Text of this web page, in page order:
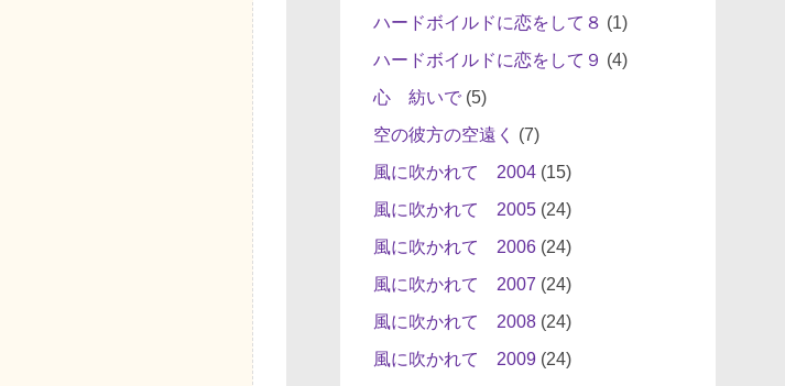
ハードボイルドに恋をして８ (1)
ハードボイルドに恋をして９ (4)
心 紡いで(5)
空の彼方の空遠く
(7)
風に吹かれて 2004(15)
風に吹かれて 2005(24)
風に吹かれて 2006(24)
風に吹かれて 2007 (24)
風に吹かれて 2008(24)
風に吹かれて 2009(24)